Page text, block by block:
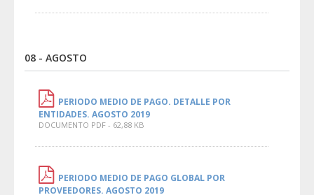
08 - AGOSTO
PERIODO MEDIO DE PAGO. DETALLE POR
ENTIDADES. AGOSTO 2019
DOCUMENTO PDF - 62,88 KB
PERIODO MEDIO DE PAGO GLOBAL POR
PROVEEDORES. AGOSTO 2019